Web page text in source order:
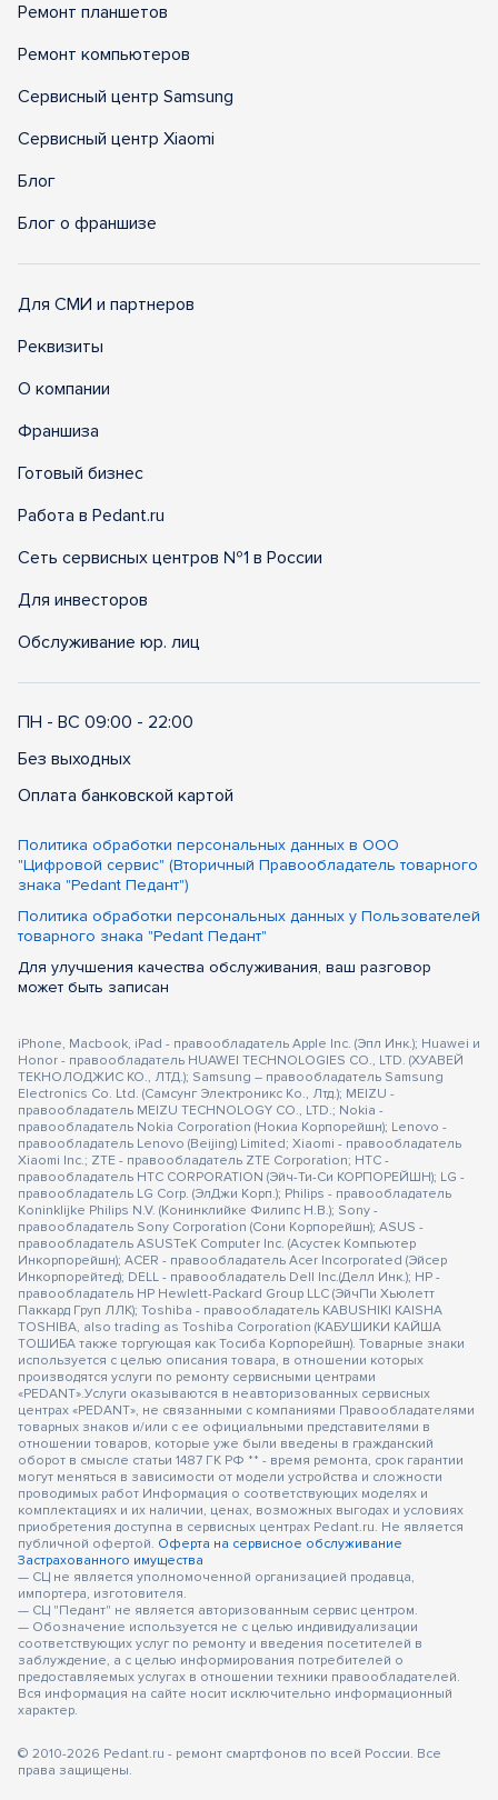
Ремонт планшетов
Ремонт компьютеров
Сервисный центр Samsung
Сервисный центр Xiaomi
Блог
Блог о франшизе
Для СМИ и партнеров
Реквизиты
О компании
Франшиза
Готовый бизнес
Работа в Pedant.ru
Сеть сервисных центров №1 в России
Для инвесторов
Обслуживание юр. лиц
ПН - ВС 09:00 - 22:00
Без выходных
Оплата банковской картой
Политика обработки персональных данных в ООО
"Цифровой сервис" (Вторичный Правообладатель товарного
знака "Pedant Педант")
Политика обработки персональных данных у Пользователей
товарного знака "Pedant Педант"
Для улучшения качества обслуживания, ваш разговор
может быть записан
iPhone, Macbook, iPad - правообладатель Apple Inc. (Эпл Инк.); Huawei и
Honor - правообладатель HUAWEI TECHNOLOGIES CO., LTD. (ХУАВЕЙ
ТЕКНОЛОДЖИС КО., ЛТД.); Samsung – правообладатель Samsung
Electronics Co. Ltd. (Самсунг Электроникс Ко., Лтд.); MEIZU -
правообладатель MEIZU TECHNOLOGY CO., LTD.; Nokia -
правообладатель Nokia Corporation (Нокиа Корпорейшн); Lenovo -
правообладатель Lenovo (Beijing) Limited; Xiaomi - правообладатель
Xiaomi Inc.; ZTE - правообладатель ZTE Corporation; HTC -
правообладатель HTC CORPORATION (Эйч-Ти-Си КОРПОРЕЙШН); LG -
правообладатель LG Corp. (ЭлДжи Корп.); Philips - правообладатель
Koninklijke Philips N.V. (Конинклийке Филипс Н.В.); Sony -
правообладатель Sony Corporation (Сони Корпорейшн); ASUS -
правообладатель ASUSTeK Computer Inc. (Асустек Компьютер
Инкорпорейшн); ACER - правообладатель Acer Incorporated (Эйсер
Инкорпорейтед); DELL - правообладатель Dell Inc.(Делл Инк.); HP -
правообладатель HP Hewlett-Packard Group LLC (ЭйчПи Хьюлетт
Паккард Груп ЛЛК); Toshiba - правообладатель KABUSHIKI KAISHA
TOSHIBA, also trading as Toshiba Corporation (КАБУШИКИ КАЙША
ТОШИБА также торгующая как Тосиба Корпорейшн). Товарные знаки
используется с целью описания товара, в отношении которых
производятся услуги по ремонту сервисными центрами
«PEDANT».Услуги оказываются в неавторизованных сервисных
центрах «PEDANT», не связанными с компаниями Правообладателями
товарных знаков и/или с ее официальными представителями в
отношении товаров, которые уже были введены в гражданский
оборот в смысле статьи 1487 ГК РФ ** - время ремонта, срок гарантии
могут меняться в зависимости от модели устройства и сложности
проводимых работ Информация о соответствующих моделях и
комплектациях и их наличии, ценах, возможных выгодах и условиях
приобретения доступна в сервисных центрах Pedant.ru. Не является
публичной офертой. Оферта на сервисное обслуживание
Застрахованного имущества
— СЦ не является уполномоченной организацией продавца,
импортера, изготовителя.
— СЦ "Педант" не является авторизованным сервис центром.
— Обозначение используется не с целью индивидуализации
соответствующих услуг по ремонту и введения посетителей в
заблуждение, а с целью информирования потребителей о
предоставляемых услугах в отношении техники правообладателей.
Вся информация на сайте носит исключительно информационный
характер.
© 2010-2026 Pedant.ru - ремонт смартфонов по всей России. Все
права защищены.